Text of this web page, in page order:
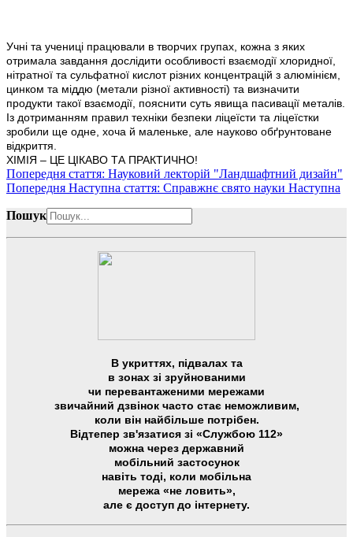
Учні та учениці працювали в творчих групах, кожна з яких
отримала завдання дослідити особливості взаємодії хлоридної,
нітратної та сульфатної кислот різних концентрацій з алюмінієм,
цинком та міддю (метали різної активності) та визначити
продукти такої взаємодії, пояснити суть явища пасивації металів.
Із дотриманням правил техніки безпеки ліцеїсти та ліцеїстки
зробили ще одне, хоча й маленьке, але науково обґрунтоване
відкриття.
ХІМІЯ – ЦЕ ЦІКАВО ТА ПРАКТИЧНО!
Попередня стаття: Науковий лекторій "Ландшафтний дизайн"
Попередня Наступна стаття: Cправжнє свято науки Наступна
Пошук
В укриттях, підвалах та
в зонах зі зруйнованими
чи перевантаженими мережами
звичайний дзвінок часто стає неможливим,
коли він найбільше потрібен.
Відтепер зв'язатися зі «Службою 112»
можна через державний
мобільний застосунок
навіть тоді, коли мобільна
мережа «не ловить»,
але є доступ до інтернету.